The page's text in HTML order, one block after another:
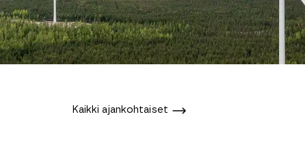
Kaikki ajankohtaiset